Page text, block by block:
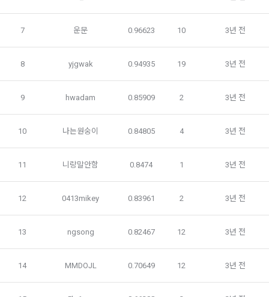
용 의뢰 서비스 등을 이용하기 위해 “회사”와 일정 계약을 한 개
인 또는 법인을 말한다.
선정하는 제반 행위를 말한다.
을 크라우드소싱하기 위하여 “회사"에 의뢰하는 경연대회 또는
해커톤, AI해커톤, AI경진대회 등을 말한다.
8. “교육”이라 함은 “회사”가  제공하는 교육컨텐츠를 포함한 온
라인/오프라인 교육서비스를 말한다.
9. "아이디"라 함은 회원의 식별과 회원의 서비스 이용을 위하여
10. "비밀번호"라 함은 "회사"의 서비스를 이용하려는 사람이 아
동일한 용도로 쓰이는 “사이트”에서 자동 생성된 인증코드를 말
한다.
제 3 조 (효력의 발생 및 변경)
그 무엇보다도, 개인정보와 관련하여 데이콘과 이용자 간의 권
보장하는 수단이 됩니다.
데이콘 주식회사(이하 “회사”)는 다음 목적을 위하여 개인정보
보를 이용하지 않습니다.
산
간의 상호 연락, 구매 및 요금 결제, 물품 및 증빙발송, 부정 이용
방지와 비인가 사용방지
또한 향후 마케팅 활용에 새롭게 동의하고자 하는 경우에는 ‘홈>
7 운문 0.96623 10 3년 전
8 yjgwak 0.94935 19 3년 전
9 hwadam 0.85909 2 3년 전
10 나는원숭이 0.84805 4 3년 전
11 니랑말안함 0.8474 1 3년 전
12 0413mikey 0.83961 2 3년 전
13 ngsong 0.82467 12 3년 전
14 MMDOJL 0.70649 12 3년 전